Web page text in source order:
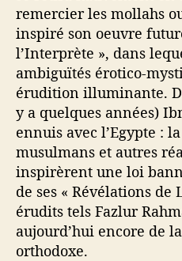
remercier les mollahs
inspiré son oeuvre
l’Interprète », dans
ambiguïtés érotico-
érudition illuminante.
y a quelques années)
ennuis avec l’Egypte :
musulmans et autres
inspirèrent une loi
de ses « Révélations de
érudits tels Fazlur
aujourd’hui encore de
orthodoxe.